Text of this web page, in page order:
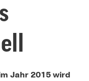
Jahr 2015 wird